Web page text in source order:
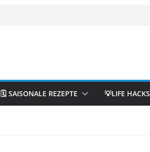
🗓️ SAISONALE REZEPTE 💡LIFE HACKS